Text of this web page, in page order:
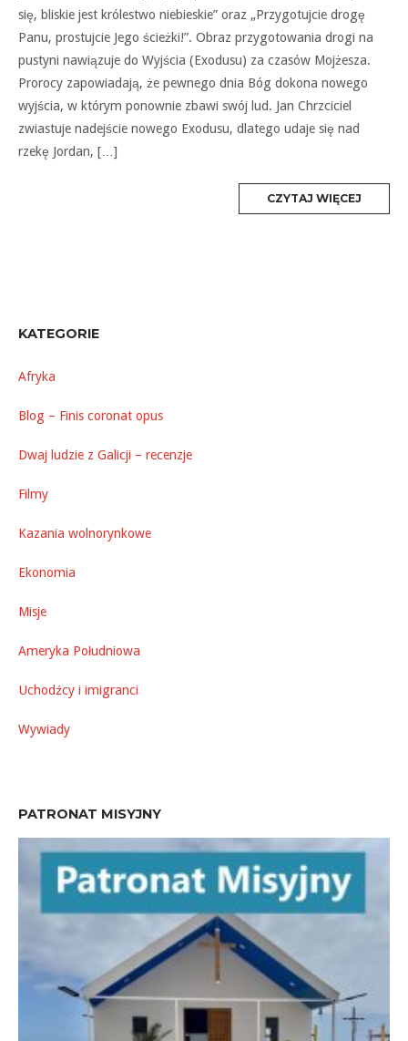
się, bliskie jest królestwo niebieskie” oraz „Przygotujcie drogę
Panu, prostujcie Jego ścieżki!”. Obraz przygotowania drogi na
pustyni nawiązuje do Wyjścia (Exodusu) za czasów Mojżesza.
Prorocy zapowiadają, że pewnego dnia Bóg dokona nowego
wyjścia, w którym ponownie zbawi swój lud. Jan Chrzciciel
zwiastuje nadejście nowego Exodusu, dlatego udaje się nad
rzekę Jordan, […]
CZYTAJ WIĘCEJ
KATEGORIE
Afryka
Blog – Finis coronat opus
Dwaj ludzie z Galicji – recenzje
Filmy
Kazania wolnorynkowe
Ekonomia
Misje
Ameryka Południowa
Uchodźcy i imigranci
Wywiady
PATRONAT MISYJNY